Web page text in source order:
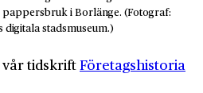
i Borlänge. (Fotograf:
stadsmuseum.)
tidskriftFöretagshistoria